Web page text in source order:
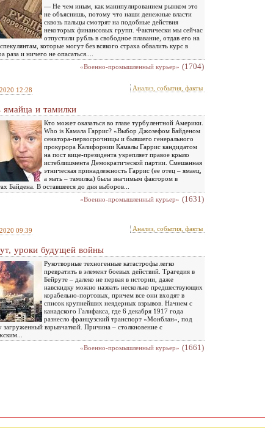
— Не чем иным, как манипулированием рынком это
не объяснишь, потому что наши денежные власти
сквозь пальцы смотрят на подобные действия
некоторых финансовых групп. Фактически мы сейчас
отпустили рубль в свободное плавание, отдав его на
которые могут без всякого страха обвалить курс в
раза и ничего не опасаться....
«Военно-промышленный курьер» (1704)
12:28 Анализ, события, факты
ямайца и тамилки
Кто может оказаться во главе турбулентной Америки.
Who is Камала Гаррис? «Выбор Джозефом Байденом
сенатора-первосрочницы и бывшего генерального
прокурора Калифорнии Камалы Гаррис кандидатом
на пост вице-президента укрепляет правое крыло
истеблишмента Демократической партии. Смешанная
этническая принадлежность Гаррис (ее отец – ямаец,
а мать – тамилка) была значимым фактором в
Байдена. В оставшееся до дня выборов...
«Военно-промышленный курьер» (1631)
09:39 Анализ, события, факты
уроки будущей войны
Рукотворные техногенные катастрофы легко
превратить в элемент боевых действий. Трагедия в
Бейруте – далеко не первая в истории, даже
навскидку можно назвать несколько предшествующих
корабельно-портовых, причем все они входят в
список крупнейших неядерных взрывов. Начнем с
канадского Галифакса, где 6 декабря 1917 года
разнесло французский транспорт «Монблан», под
загруженный взрывчаткой. Причина – столкновение с
«Военно-промышленный курьер» (1661)